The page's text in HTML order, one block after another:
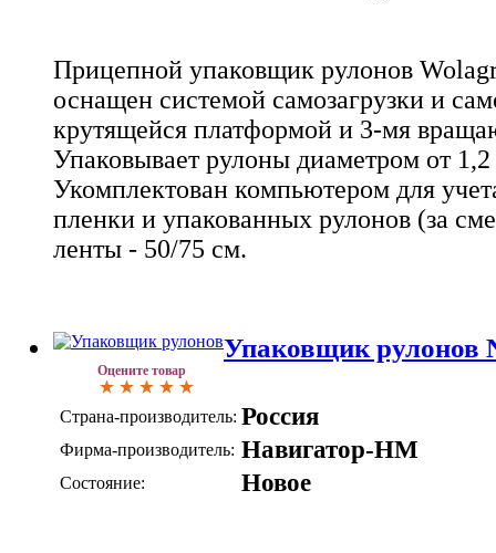
Прицепной упаковщик рулонов
оснащен системой самозагрузки и
крутящейся платформой и 3-мя
Упаковывает рулоны диаметром от
Укомплектован компьютером для
пленки и упакованных рулонов (за
ленты - 50/75 см.
Оцените товар
Упаковщик рулонов
Страна-производитель: Россия
Фирма-производитель: Навигатор-НМ
Состояние: Новое